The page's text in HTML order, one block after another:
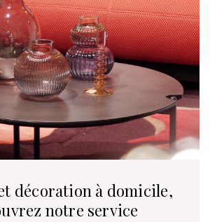
décoration à domicile,
notre service